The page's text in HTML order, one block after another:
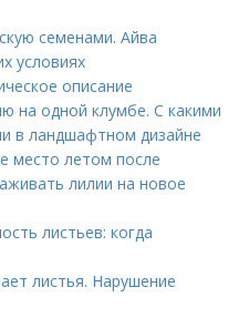
семенами. Айва
условиях
описание
на одной клумбе. С какими
в ландшафтном дизайне
место летом после
лилии на новое
листьев: когда
листья. Нарушение